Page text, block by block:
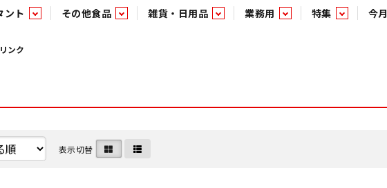
ゼリー 豆菓子 珍味 吊下げ専用品 輸入品 駄菓子 その他菓子
ート
ール飲料 その他飲料水
ント その他食品
食品
雑貨・日用品
傘・袋物 履き物 家庭消耗雑貨 軽衣料 台所用品 清掃用品 電気関連
業務用
他（業務用）
特集
連・5連菓子
タジマヤ オリジナル商品（PB） おすすめ・イチオシ商品
今
食品 業務用 チルド飲料・デザート 和日配 日配調理加工品
食品 業務用 チルド飲料・デザート 和日配 日配調理加工品
ンク
表示切替